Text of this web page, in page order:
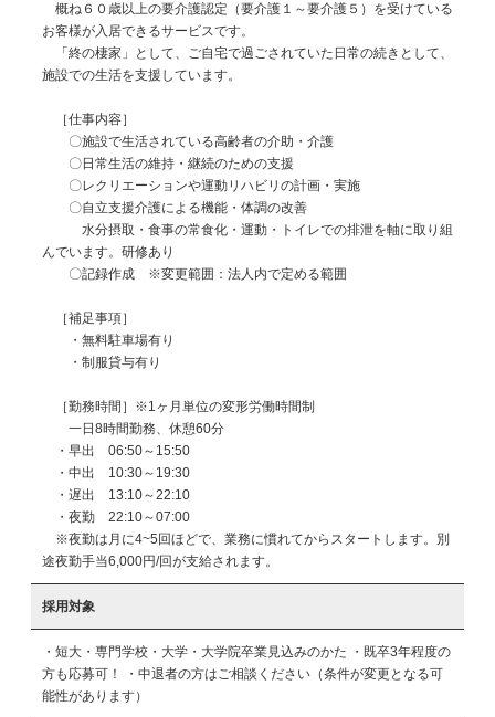
概ね６０歳以上の要介護認定（要介護１～要介護５）を受けている
お客様が入居できるサービスです。
「終の棲家」として、ご自宅で過ごされていた日常の続きとして、
施設での生活を支援しています。
［仕事内容］
〇施設で生活されている高齢者の介助・介護
〇日常生活の維持・継続のための支援
〇レクリエーションや運動リハビリの計画・実施
〇自立支援介護による機能・体調の改善
水分摂取・食事の常食化・運動・トイレでの排泄を軸に取り組
んでいます。研修あり
〇記録作成　※変更範囲：法人内で定める範囲
［補足事項］
・無料駐車場有り
・制服貸与有り
［勤務時間］※1ヶ月単位の変形労働時間制
一日8時間勤務、休憩60分
・早出　06:50～15:50
・中出　10:30～19:30
・遅出　13:10～22:10
・夜勤　22:10～07:00
※夜勤は月に4~5回ほどで、業務に慣れてからスタートします。別
採用対象
・短大・専門学校・大学・大学院卒業見込みのかた ・既卒3年程度の
方も応募可！ ・中退者の方はご相談ください（条件が変更となる可
能性があります）